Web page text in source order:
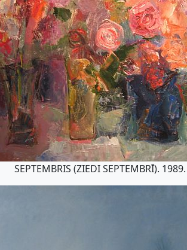
SEPTEMBRIS (ZIEDI SEPTEMBRĪ). 1989.